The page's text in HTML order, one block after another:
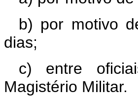
b) por motivo
dias;
c) entre
Magistério Militar.